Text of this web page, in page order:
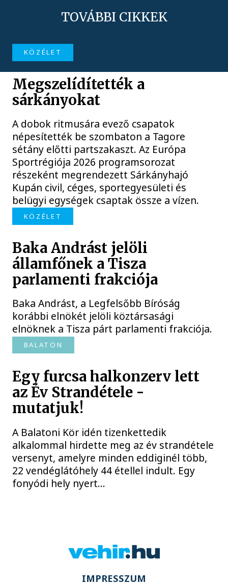
TOVÁBBI CIKKEK
KÖZÉLET
Megszelídítették a
sárkányokat
A dobok ritmusára evező csapatok
népesítették be szombaton a Tagore
sétány előtti partszakaszt. Az Európa
Sportrégiója 2026 programsorozat
részeként megrendezett Sárkányhajó
Kupán civil, céges, sportegyesületi és
belügyi egységek csaptak össze a vízen.
KÖZÉLET
Baka Andrást jelöli
államfőnek a Tisza
parlamenti frakciója
Baka Andrást, a Legfelsőbb Bíróság
korábbi elnökét jelöli köztársasági
elnöknek a Tisza párt parlamenti frakciója.
BALATON
Egy furcsa halkonzerv lett
az Év Strandétele -
mutatjuk!
A Balatoni Kör idén tizenkettedik
alkalommal hirdette meg az év strandétele
versenyt, amelyre minden eddiginél több,
22 vendéglátóhely 44 étellel indult. Egy
fonyódi hely nyert...
IMPRESSZUM